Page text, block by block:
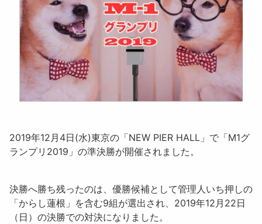
2019年12月4日(水)東京の「NEW PIER HALL」で「M1グ
ランプリ2019 」の準決勝が開催されました。
決勝へ勝ち残ったのは、 優勝候補として管理人いち押しの
「からし蓮根 」 を含む9組が選出され、2019年12月22日
（日）の決勝での対決になりました。